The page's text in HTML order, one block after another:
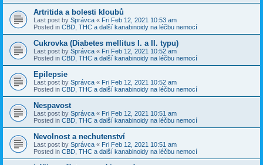
Artritida a bolesti kloubů
Last post by Správca « Fri Feb 12, 2021 10:53 am
Posted in CBD, THC a další kanabinoidy na léčbu nemocí
Cukrovka (Diabetes mellitus I. a II. typu)
Last post by Správca « Fri Feb 12, 2021 10:52 am
Posted in CBD, THC a další kanabinoidy na léčbu nemocí
Epilepsie
Last post by Správca « Fri Feb 12, 2021 10:52 am
Posted in CBD, THC a další kanabinoidy na léčbu nemocí
Nespavost
Last post by Správca « Fri Feb 12, 2021 10:51 am
Posted in CBD, THC a další kanabinoidy na léčbu nemocí
Nevolnost a nechutenství
Last post by Správca « Fri Feb 12, 2021 10:51 am
Posted in CBD, THC a další kanabinoidy na léčbu nemocí